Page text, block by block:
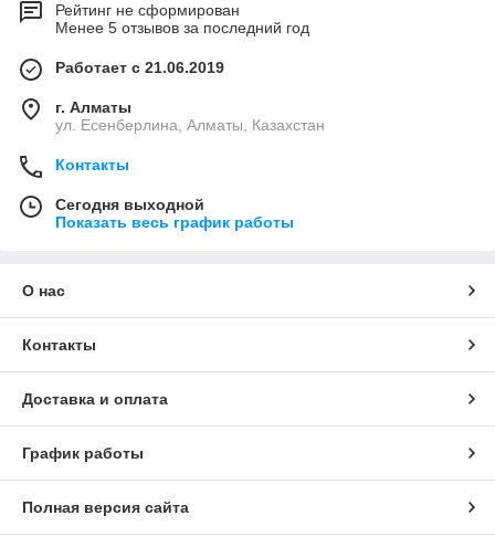
Рейтинг не сформирован
Менее 5 отзывов за последний год
Работает с 21.06.2019
г. Алматы
ул. Есенберлина, Алматы, Казахстан
Контакты
Сегодня выходной
Показать весь график работы
О нас
Контакты
Доставка и оплата
График работы
Полная версия сайта